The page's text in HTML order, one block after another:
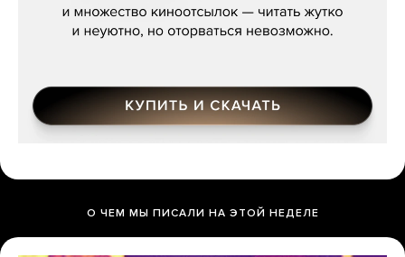
О ЧЕМ МЫ ПИСАЛИ НА ЭТОЙ НЕДЕЛЕ